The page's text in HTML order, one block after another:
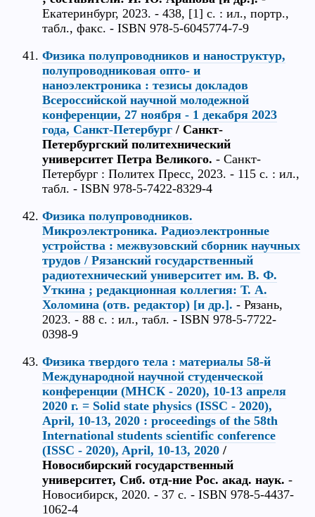
Екатеринбург, 2023. - 438, [1] с. : ил., портр.,
табл., факс. - ISBN 978-5-6045774-7-9
Физика полупроводников и наноструктур,
полупроводниковая опто- и
наноэлектроника : тезисы докладов
Всероссийской научной молодежной
конференции, 27 ноября - 1 декабря 2023
года, Санкт-Петербург / Санкт-
Петербургский политехнический
университет Петра Великого. - Санкт-
Петербург : Политех Пресс, 2023. - 115 с. : ил.,
табл. - ISBN 978-5-7422-8329-4
Физика полупроводников.
Микроэлектроника. Радиоэлектронные
устройства : межвузовский сборник научных
трудов / Рязанский государственный
радиотехнический университет им. В. Ф.
Уткина ; редакционная коллегия: Т. А.
Холомина (отв. редактор) [и др.]. - Рязань,
2023. - 88 с. : ил., табл. - ISBN 978-5-7722-
0398-9
Физика твердого тела : материалы 58-й
Международной научной студенческой
конференции (МНСК - 2020), 10-13 апреля
2020 г. = Solid state physics (ISSC - 2020),
April, 10-13, 2020 : proceedings of the 58th
International students scientific conference
(ISSC - 2020), April, 10-13, 2020 /
Новосибирский государственный
университет, Сиб. отд-ние Рос. акад. наук. -
Новосибирск, 2020. - 37 c. - ISBN 978-5-4437-
1062-4